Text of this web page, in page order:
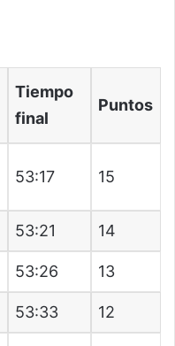
Tiempo
final
Puntos
53:17 15
53:21 14
53:26 13
53:33 12